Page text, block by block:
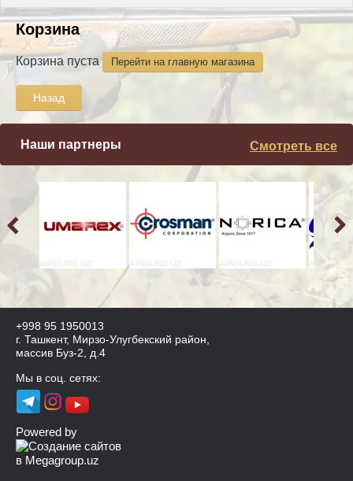
Корзина
Корзина пуста Перейти на главную магазина
Назад
Наши партнеры Смотреть все
+998 95 1950013
г. Ташкент, Мирзо-Улугбекский район,
массив Буз-2, д.4
Мы в соц. сетях:
Powered by